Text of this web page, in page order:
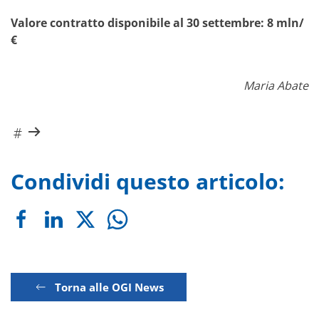
Valore contratto disponibile al 30 settembre: 8 mln/
€
Maria Abate
Condividi questo articolo:
Torna alle OGI News